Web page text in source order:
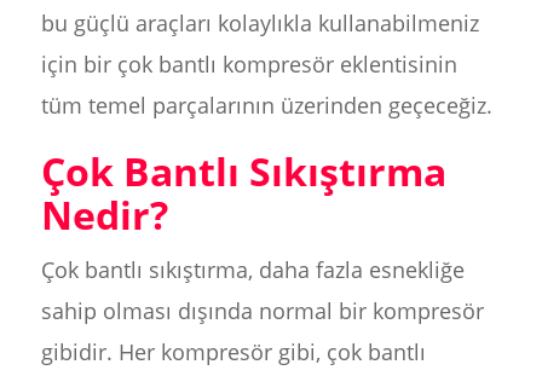
bu güçlü araçları kolaylıkla kullanabilmeniz
için bir çok bantlı kompresör eklentisinin
tüm temel parçalarının üzerinden geçeceğiz.
Çok Bantlı Sıkıştırma
Nedir?
Çok bantlı sıkıştırma, daha fazla esnekliğe
sahip olması dışında normal bir kompresör
gibidir. Her kompresör gibi, çok bantlı